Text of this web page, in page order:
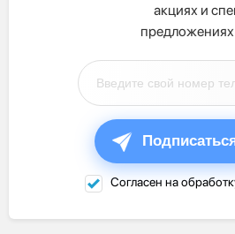
акциях и
Согласен на